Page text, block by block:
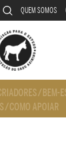
QUEM SOMOS
/ BEM-
/COMO APOIAR